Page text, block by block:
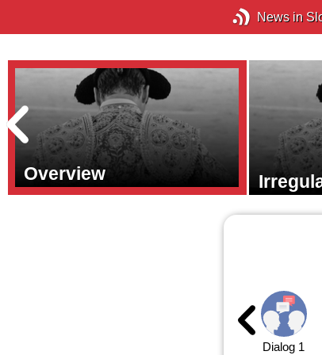
News in
Overview
Dialog 1